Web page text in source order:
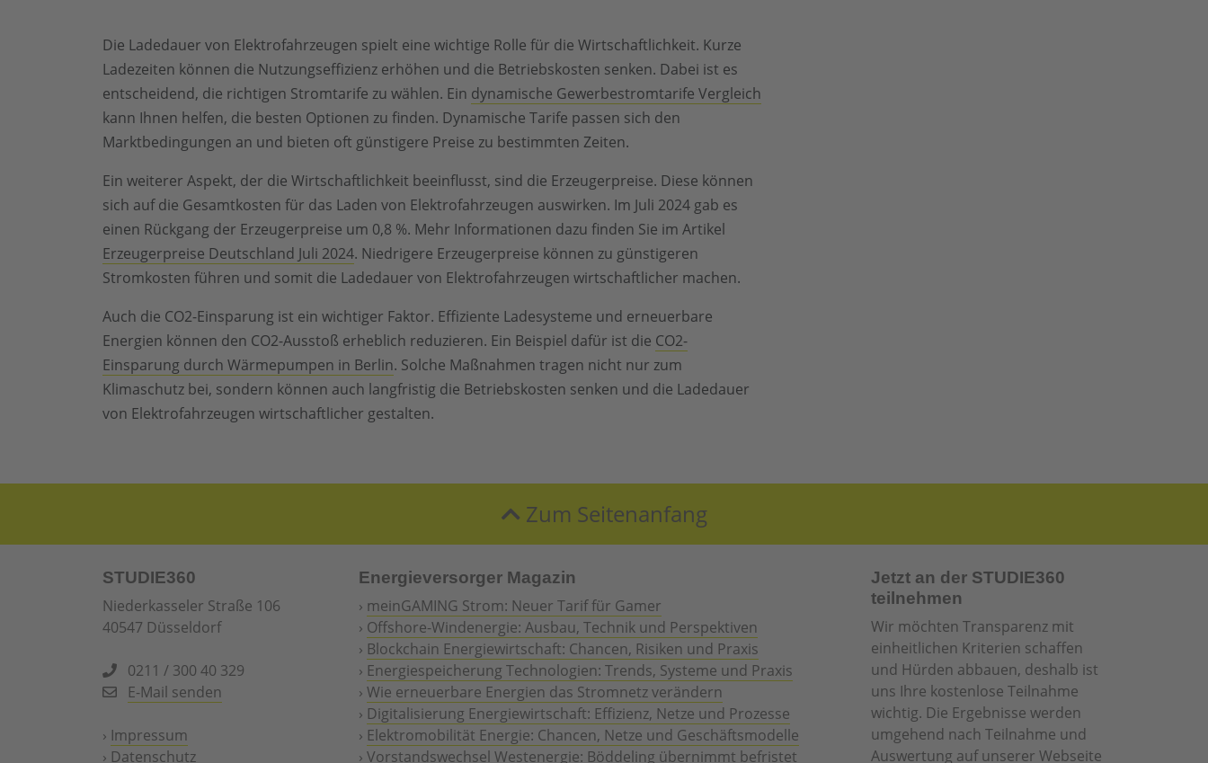
Die Ladedauer von Elektrofahrzeugen spielt eine wichtige Rolle für die Wirtschaftlichkeit. Kurze
Ladezeiten können die Nutzungseffizienz erhöhen und die Betriebskosten senken. Dabei ist es
entscheidend, die richtigen Stromtarife zu wählen. Ein dynamische Gewerbestromtarife Vergleich
kann Ihnen helfen, die besten Optionen zu finden. Dynamische Tarife passen sich den
Marktbedingungen an und bieten oft günstigere Preise zu bestimmten Zeiten.
Ein weiterer Aspekt, der die Wirtschaftlichkeit beeinflusst, sind die Erzeugerpreise. Diese können
sich auf die Gesamtkosten für das Laden von Elektrofahrzeugen auswirken. Im Juli 2024 gab es
einen Rückgang der Erzeugerpreise um 0,8 %. Mehr Informationen dazu finden Sie im Artikel
Erzeugerpreise Deutschland Juli 2024. Niedrigere Erzeugerpreise können zu günstigeren
Stromkosten führen und somit die Ladedauer von Elektrofahrzeugen wirtschaftlicher machen.
Auch die CO2-Einsparung ist ein wichtiger Faktor. Effiziente Ladesysteme und erneuerbare
Energien können den CO2-Ausstoß erheblich reduzieren. Ein Beispiel dafür ist die CO2-
Einsparung durch Wärmepumpen in Berlin. Solche Maßnahmen tragen nicht nur zum
Klimaschutz bei, sondern können auch langfristig die Betriebskosten senken und die Ladedauer
von Elektrofahrzeugen wirtschaftlicher gestalten.
Zum Seitenanfang
STUDIE360
Niederkasseler Straße 106
40547 Düsseldorf
0211 / 300 40 329
E-Mail senden
› Impressum
› Datenschutz
Energieversorger Magazin
› meinGAMING Strom: Neuer Tarif für Gamer
› Offshore-Windenergie: Ausbau, Technik und Perspektiven
› Blockchain Energiewirtschaft: Chancen, Risiken und Praxis
› Energiespeicherung Technologien: Trends, Systeme und Praxis
› Wie erneuerbare Energien das Stromnetz verändern
› Digitalisierung Energiewirtschaft: Effizienz, Netze und Prozesse
› Elektromobilität Energie: Chancen, Netze und Geschäftsmodelle
› Vorstandswechsel Westenergie: Böddeling übernimmt befristet
Jetzt an der STUDIE360
teilnehmen
Wir möchten Transparenz mit
einheitlichen Kriterien schaffen
und Hürden abbauen, deshalb ist
uns Ihre kostenlose Teilnahme
wichtig. Die Ergebnisse werden
umgehend nach Teilnahme und
Auswertung auf unserer Webseite